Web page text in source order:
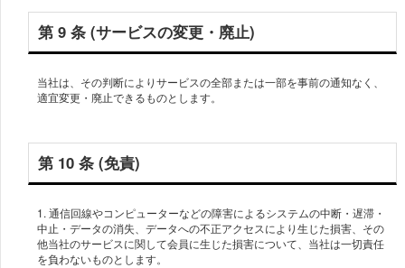
第 9 条 (サービスの変更・廃止)
当社は、その判断によりサービスの全部または一部を事前の通知なく、
適宜変更・廃止できるものとします。
第 10 条 (免責)
1. 通信回線やコンピューターなどの障害によるシステムの中断・遅滞・
中止・データの消失、データへの不正アクセスにより生じた損害、その
他当社のサービスに関して会員に生じた損害について、当社は一切責任
を負わないものとします。